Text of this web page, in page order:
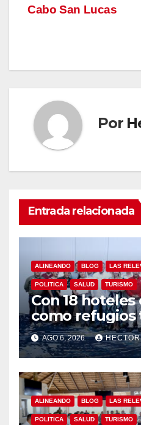
Cabo San Lucas
Por
Entrada relacionada
ALINEANDO BLOG LAS
POLITICA SALUD TURISMO
Con 18
como refugios
Gobierno de
refuerza la
garantiza un
AGO 6, 2026
ALINEANDO BLOG LAS
POLITICA SALUD TURISMO